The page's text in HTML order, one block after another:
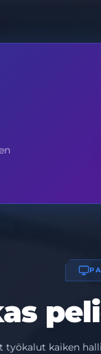
työkalut kaiken